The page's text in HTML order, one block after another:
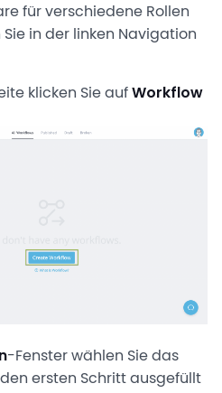
für verschiedene Rollen
in der linken Navigation
klicken Sie aufWorkflow
-Fenster wählen Sie das
ersten Schritt ausgefüllt